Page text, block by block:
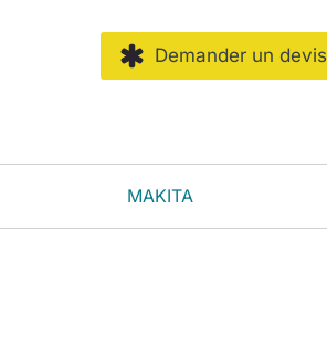
Demander un devis
MAKITA